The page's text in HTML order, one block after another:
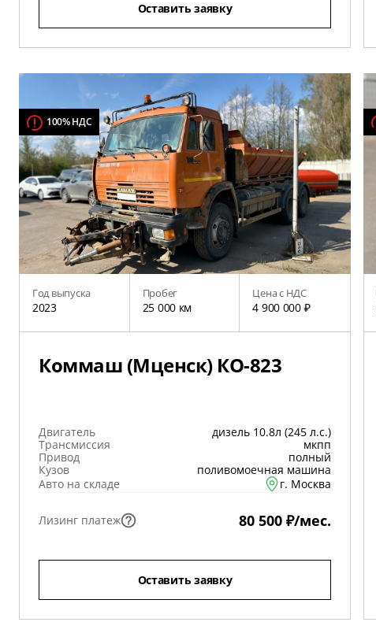
Оставить заявку
100% НДС
Год выпуска
2023
Пробег
25 000 км
Цена с НДС
4 900 000 ₽
Коммаш (Мценск) КО-823
Двигатель
дизель 10.8л (245 л.с.)
Трансмиссия
мкпп
Привод
полный
Кузов
поливомоечная машина
Авто на складе
г. Москва
Лизинг платеж 80 500 ₽/мес.
Оставить заявку